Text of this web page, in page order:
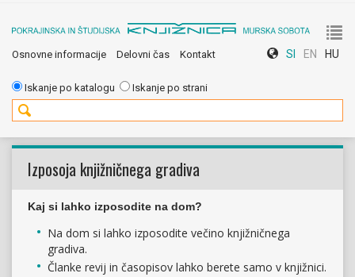
SI EN HU
Osnovne informacije Delovni čas Kontakt
Iskanje po katalogu Iskanje po strani
Izposoja knjižničnega gradiva
Kaj si lahko izposodite na dom?
Na dom si lahko izposodite večino knjižničnega
gradiva.
Članke revij in časopisov lahko berete samo v knjižnici.